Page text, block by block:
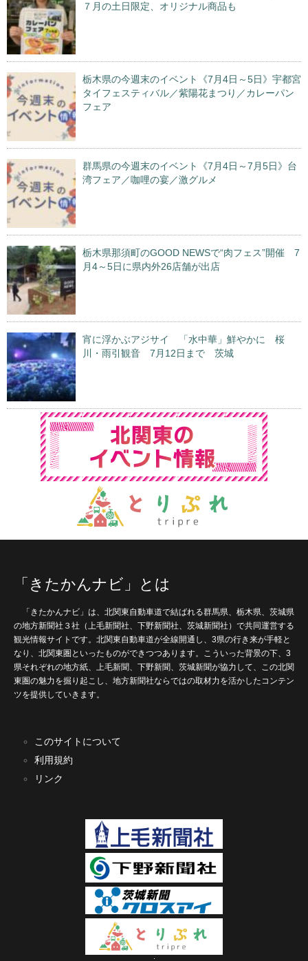
７月の土日限定、オリジナル商品も
栃木県の今週末のイベント《7月4日～5日》宇都宮
タイフェスティバル／紫陽花まつり／カレーパン
フェア
群馬県の今週末のイベント《7月4日～7月5日》台
湾フェア／咖哩の宴／激グルメ
栃木県那須町のGOOD NEWSで“肉フェス”開催 7
月4～5日に県内外26店舗が出店
宵に浮かぶアジサイ 「水中華」鮮やかに 桜
川・雨引観音 7月12日まで 茨城
「きたかんナビ」とは
「きたかんナビ」は、北関東自動車道で結ばれる群馬県、栃木県、茨城県
の地方新聞社３社（上毛新聞社、下野新聞社、茨城新聞社）で共同運営する
観光情報サイトです。北関東自動車道が全線開通し、3県の行き来が手軽と
なり、北関東圏といったものができつつあります。こういった背景の下、3
県それぞれの地方紙、上毛新聞、下野新聞、茨城新聞が協力して、この北関
東圏の魅力を掘り起こし、地方新聞社ならではの取材力を活かしたコンテン
ツを提供していきます。
このサイトについて
利用規約
リンク